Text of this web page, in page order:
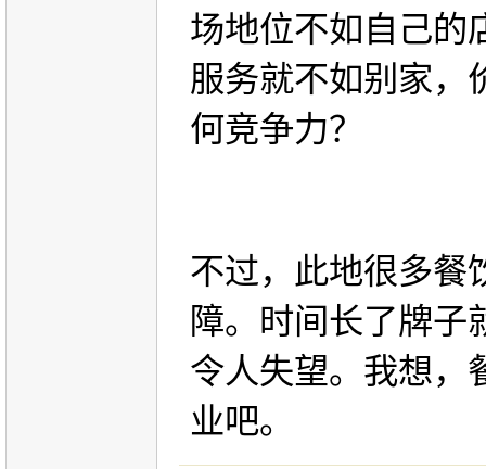
场地位不如自己的
服务就不如别家，
何竞争力？
不过，此地很多餐
障。时间长了牌子
令人失望。我想，
业吧。